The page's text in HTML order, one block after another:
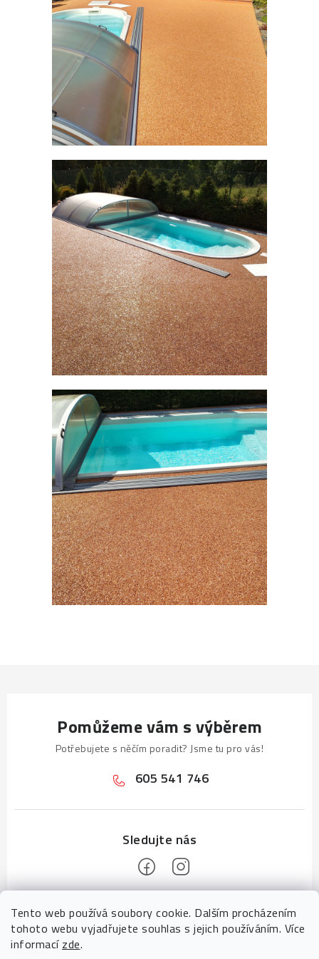
Tento web používá soubory cookie. Dalším procházením
tohoto webu vyjadřujete souhlas s jejich používáním. Více
informací zde.
Prodejny Návody Blog Inspirace Kontakty
Pomůžeme vám s výběrem
Potřebujete s něčím poradit? Jsme tu pro vás!
605 541 746